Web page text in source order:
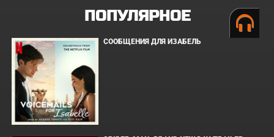
ПОПУЛЯРНОЕ
СООБЩЕНИЯ ДЛЯ ИЗАБЕЛЬ